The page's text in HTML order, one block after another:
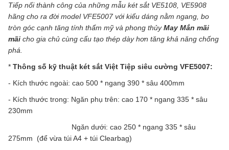
Tiếp nối thành công của những mẫu két sắt VE5108, VE5908
hãng cho ra đời model VFE5007 với kiểu dáng nằm ngang, bo
tròn góc cạnh tăng tính thẩm mỹ và phong thủyMay Mắn mãi
mãi cho gia chủ cùng cấu tạo thép dày hơn tăng khả năng chống
phá.
* Thông số kỹ thuật két sắt Việt Tiệp siêu cường VFE5007:
- Kích thước ngoài: cao 500 * ngang 390 * sâu 400mm
- Kích thước trong: Ngăn phụ trên: cao 170 * ngang 335 * sâu
230mm
Ngăn dưới: cao 250 * ngang 335 * sâu
275mm (để vừa túi A4 + túi Clearbag)